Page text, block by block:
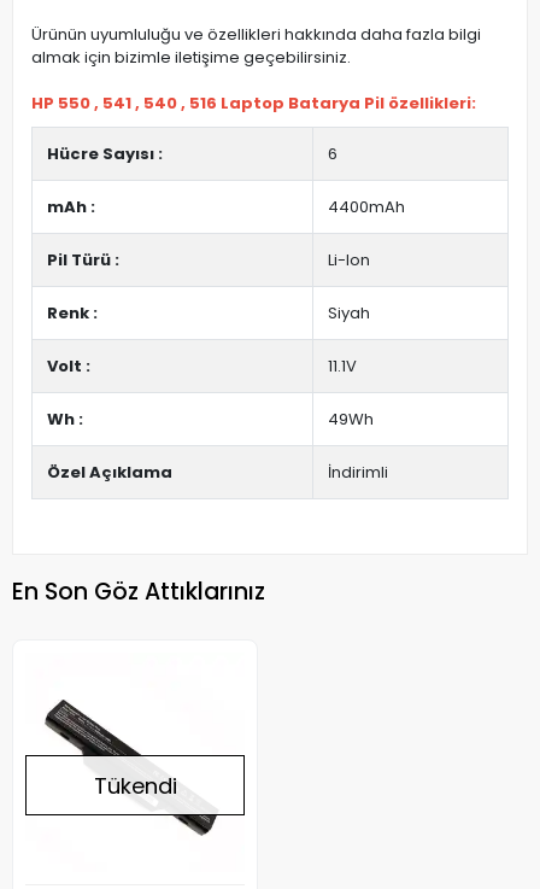
Ürünün uyumluluğu ve özellikleri hakkında daha fazla bilgi
almak için bizimle iletişime geçebilirsiniz.
HP 550 , 541 , 540 , 516 Laptop Batarya Pil özellikleri:
Hücre Sayısı : 6
mAh : 4400mAh
Pil Türü : Li-Ion
Renk : Siyah
Volt : 11.1V
Wh : 49Wh
Özel Açıklama İndirimli
En Son Göz Attıklarınız
Tükendi